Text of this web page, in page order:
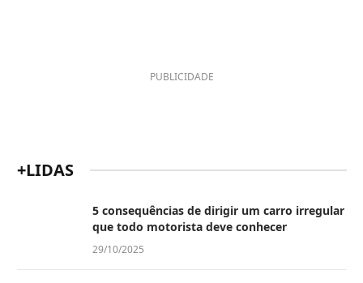
PUBLICIDADE
+LIDAS
5 consequências de dirigir um carro irregular
que todo motorista deve conhecer
29/10/2025